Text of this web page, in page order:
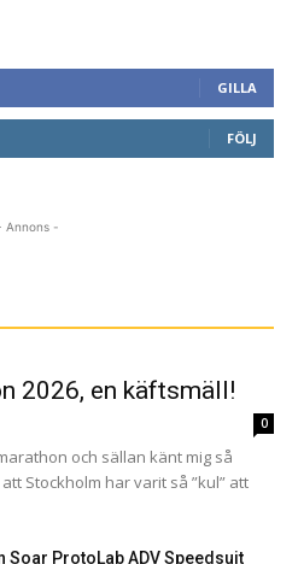
GILLA
FÖLJ
Annons -
2026, en käftsmäll!
0
och sällan känt mig så
Stockholm har varit så ”kul” att
Soar ProtoLab ADV Speedsuit